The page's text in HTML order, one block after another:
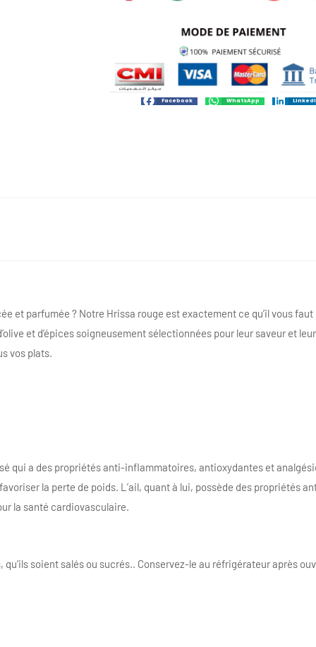
Facebook WhatsApp
et parfumée ? Notre Hrissa rouge est exactement ce qu’il vous faut
et d’épices soigneusement sélectionnées pour leur saveur et
vos plats.
qui a des propriétés anti-inflammatoires, antioxydantes et
la perte de poids. L’ail, quant à lui, possède des propriétés
la santé cardiovasculaire.
soient salés ou sucrés.. Conservez-le au réfrigérateur après